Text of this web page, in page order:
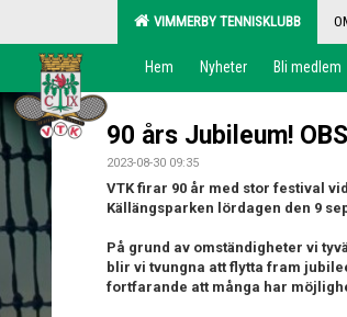
VIMMERBY TENNISKLUBB
Hem Nyheter Bli medlem
90 års Jubileum!
2023-08-30 09:35
VTK firar 90 år med stor festival
Källängsparken lördagen den 9
På grund av omständigheter vi
blir vi tvungna att flytta fram
fortfarande att många har